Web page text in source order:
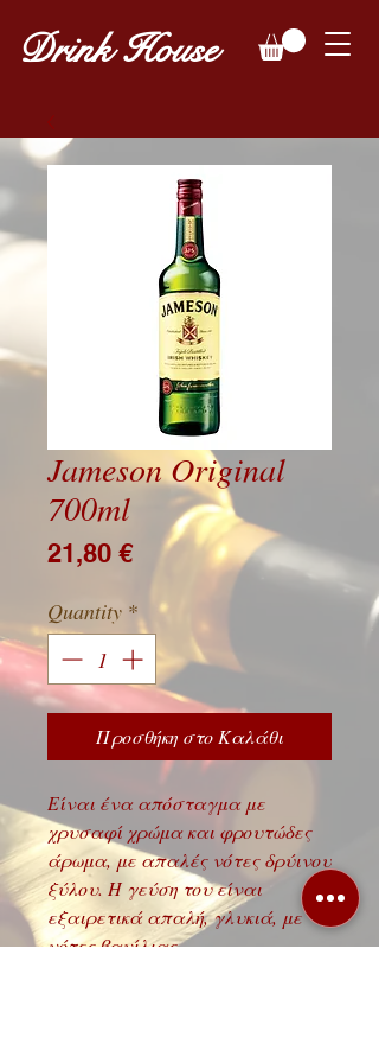
Drink House
Jameson Original
700ml
21,80 €Price
Quantity *
Προσθήκη στο Καλάθι
Είναι ένα απόσταγμα με
χρυσαφί χρώμα και φρουτώδες
άρωμα, με απαλές νότες δρύινου
ξύλου. Η γεύση του είναι
εξαιρετικά απαλή, γλυκιά, με
νότες βανίλιας.